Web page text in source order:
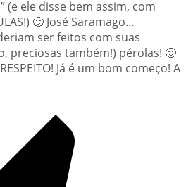
(e ele disse bem assim, com
🙂 José Saramago…
ser feitos com suas
preciosas também!) pérolas! 🙂
Já é um bom começo! A